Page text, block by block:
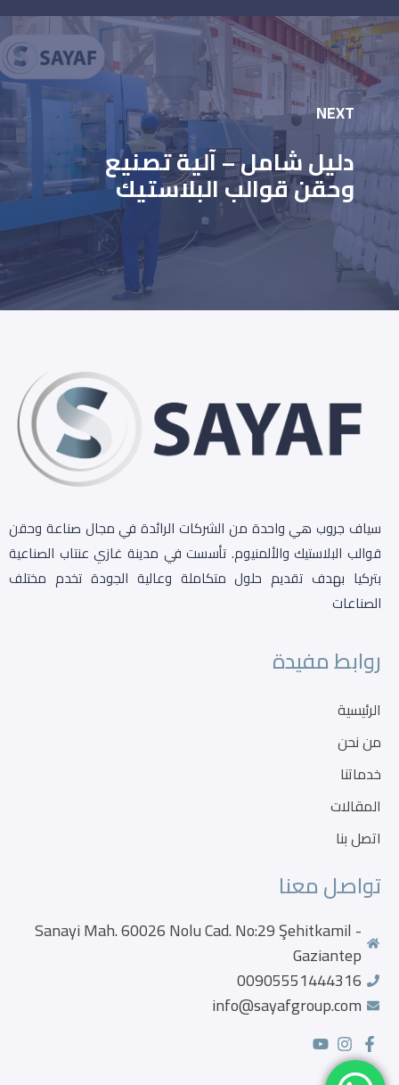
NEXT
دليل شامل – آلية تصنيع
وحقن قوالب البلاستيك
سياف جروب هي واحدة من الشركات الرائدة في مجال صناعة وحقن
قوالب البلاستيك والألمنيوم. تأسست في مدينة غازي عنتاب الصناعية
بتركيا بهدف تقديم حلول متكاملة وعالية الجودة تخدم مختلف
الصناعات
روابط مفيدة
الرئيسية
من نحن
خدماتنا
المقالات
اتصل بنا
تواصل معنا
Sanayi Mah. 60026 Nolu Cad. No:29 Şehitkamil -
Gaziantep
00905551444316
info@sayafgroup.com